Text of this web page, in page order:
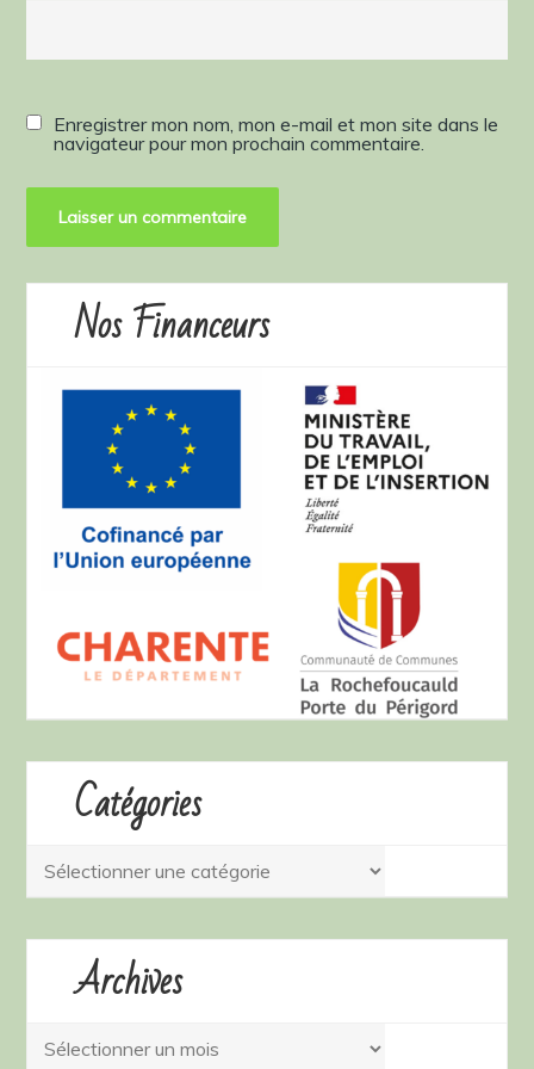
Enregistrer mon nom, mon e-mail et mon site dans le
navigateur pour mon prochain commentaire.
Nos Financeurs
Catégories
Catégories
Archives
Archives